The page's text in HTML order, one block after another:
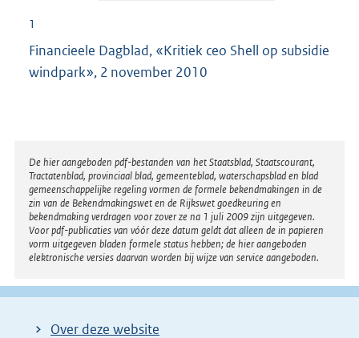
1
Financieele Dagblad, «Kritiek ceo Shell op subsidie
windpark», 2 november 2010
Disclaimer
De hier aangeboden pdf-bestanden van het Staatsblad, Staatscourant,
Tractatenblad, provinciaal blad, gemeenteblad, waterschapsblad en blad
gemeenschappelijke regeling vormen de formele bekendmakingen in de
zin van de Bekendmakingswet en de Rijkswet goedkeuring en
bekendmaking verdragen voor zover ze na 1 juli 2009 zijn uitgegeven.
Voor pdf-publicaties van vóór deze datum geldt dat alleen de in papieren
vorm uitgegeven bladen formele status hebben; de hier aangeboden
elektronische versies daarvan worden bij wijze van service aangeboden.
Over deze website